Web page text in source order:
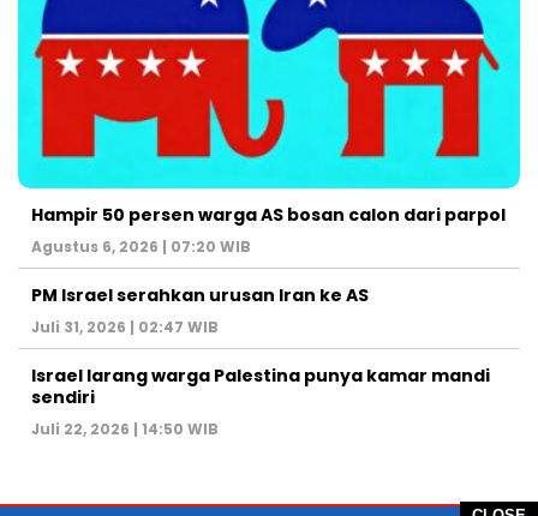
Hampir 50 persen warga AS bosan calon dari parpol
Agustus 6, 2026 | 07:20 WIB
PM Israel serahkan urusan Iran ke AS
Juli 31, 2026 | 02:47 WIB
Israel larang warga Palestina punya kamar mandi
sendiri
Juli 22, 2026 | 14:50 WIB